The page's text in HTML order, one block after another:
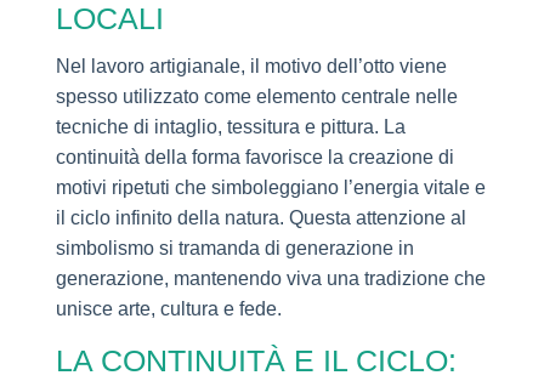
LOCALI
Nel lavoro artigianale, il motivo dell’otto viene
spesso utilizzato come elemento centrale nelle
tecniche di intaglio, tessitura e pittura. La
continuità della forma favorisce la creazione di
motivi ripetuti che simboleggiano l’energia vitale e
il ciclo infinito della natura. Questa attenzione al
simbolismo si tramanda di generazione in
generazione, mantenendo viva una tradizione che
unisce arte, cultura e fede.
LA CONTINUITÀ E IL CICLO: